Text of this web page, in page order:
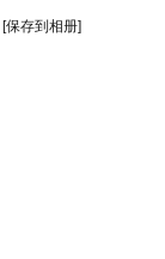
[保存到相册]